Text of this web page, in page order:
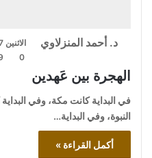
د. أحمد المنزلاوي
الاثنين 7 محرم 1448هـ 22-6-2026م
0
الهجرة بين عَهدين
في البداية كانت مكة، وفي
النبوة، وفي البداية…
أكمل القراءة »